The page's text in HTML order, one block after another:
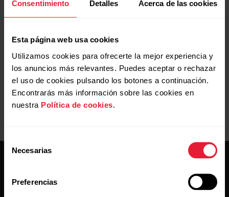
Consentimiento Detalles Acerca de las cookies
Esta página web usa cookies
Utilizamos cookies para ofrecerte la mejor experiencia y
los anuncios más relevantes. Puedes aceptar o rechazar
el uso de cookies pulsando los botones a continuación.
Encontrarás más información sobre las cookies en
nuestra Política de cookies
Selección
Necesarias
Preferencias
través de una conexión de Internet al